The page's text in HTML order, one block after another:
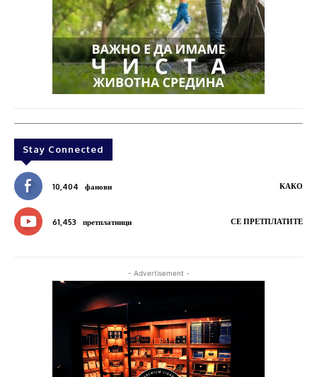
Stay Connected
10,404 фанови КАКО
61,453 претплатници СЕ ПРЕТПЛАТИТЕ
- Advertisement -